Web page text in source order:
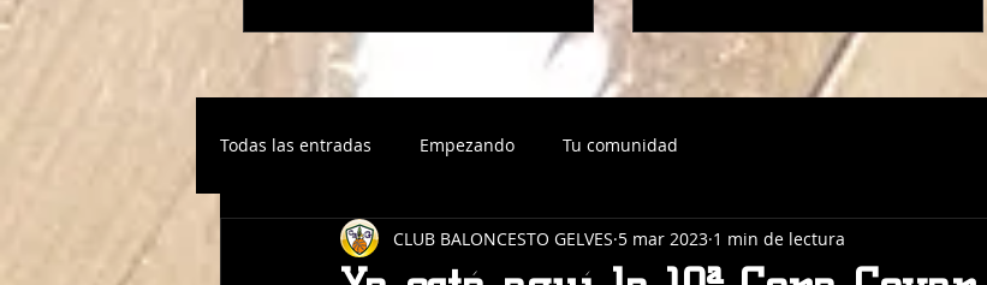
Todas las entradas Empezando Tu comunidad
CLUB BALONCESTO GELVES 5 mar 2023 1 min de lectura